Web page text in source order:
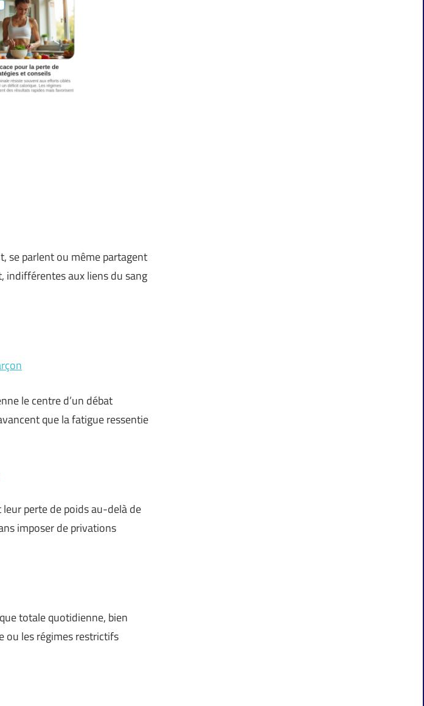
se parlent ou même partagent
indifférentes aux liens du sang
le centre d’un débat
que la fatigue ressentie
perte de poids au-delà de
imposer de privations
totale quotidienne, bien
ou les régimes restrictifs